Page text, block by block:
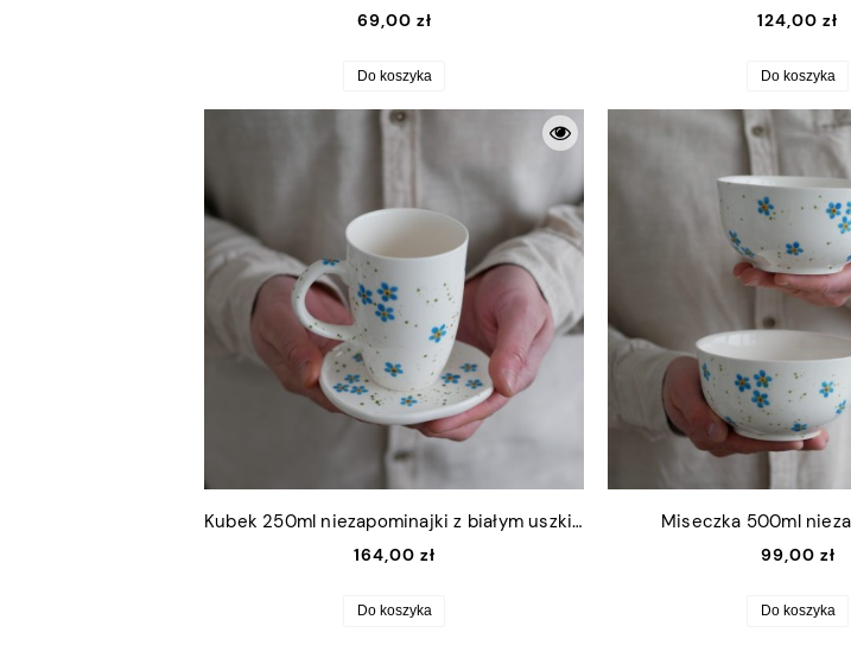
69,00 zł
Do koszyka
124,00 zł
Do koszyka
Kubek 250ml niezapominajki z białym uszkiem + talerzyk 9x11cm
164,00 zł
Do koszyka
Miseczka 500ml
99,00 zł
Do koszyka